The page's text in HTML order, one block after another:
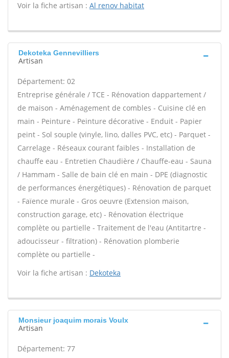
Voir la fiche artisan : Al renov habitat
Dekoteka Gennevilliers
Artisan
Département: 02
Entreprise générale / TCE - Rénovation dappartement /
de maison - Aménagement de combles - Cuisine clé en
main - Peinture - Peinture décorative - Enduit - Papier
peint - Sol souple (vinyle, lino, dalles PVC, etc) - Parquet -
Carrelage - Réseaux courant faibles - Installation de
chauffe eau - Entretien Chaudière / Chauffe-eau - Sauna
/ Hammam - Salle de bain clé en main - DPE (diagnostic
de performances énergétiques) - Rénovation de parquet
- Faïence murale - Gros oeuvre (Extension maison,
construction garage, etc) - Rénovation électrique
complète ou partielle - Traitement de l'eau (Antitartre -
adoucisseur - filtration) - Rénovation plomberie
complète ou partielle -
Voir la fiche artisan : Dekoteka
Monsieur joaquim morais Voulx
Artisan
Département: 77